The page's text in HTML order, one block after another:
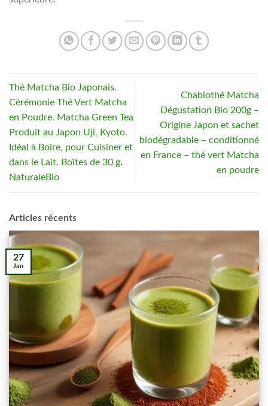
Thé Matcha Bio Japonais.
Cérémonie Thé Vert Matcha
en Poudre. Matcha Green Tea
Produit au Japon Uji, Kyoto.
Idéal à Boire, pour Cuisiner et
dans le Lait. Boîtes de 30 g.
NaturaleBio
Chabiothé Matcha
Dégustation Bio 200g –
Origine Japon et sachet
biodégradable – conditionné
en France – thé vert Matcha
en poudre
Articles récents
27
Jan